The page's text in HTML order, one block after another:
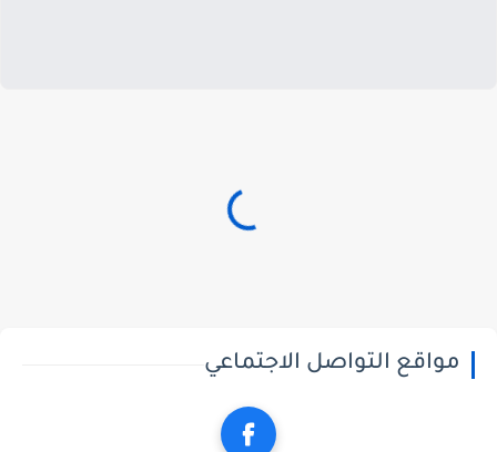
مواقع التواصل الاجتماعي